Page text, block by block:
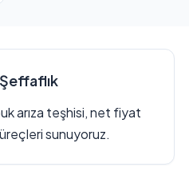
arıza teşhisi, net fiyat
sunuyoruz.